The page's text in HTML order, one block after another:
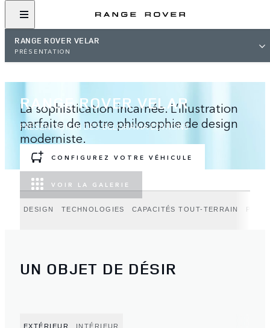
RANGE ROVER VELAR
PRÉSENTATION
RANGE ROVER VELAR
PRÉSENTATION DES BELGRAVIA EDITIONS
CONFIGUREZ VOTRE VÉHICULE
VOIR LA GALERIE
La sophistication incarnée. L’illustration
parfaite de notre philosophie de design
moderniste.
DESIGN TECHNOLOGIES CAPACITÉS TOUT-TERRAIN
UN OBJET DE DÉSIR
EXTÉRIEUR INTÉRIEUR